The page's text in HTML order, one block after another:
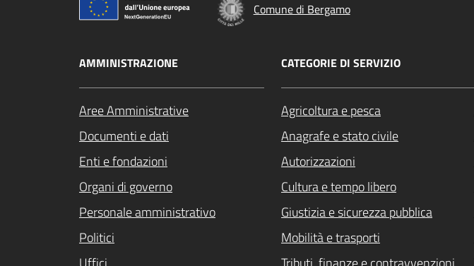
Comune di Bergamo
AMMINISTRAZIONE
Aree Amministrative
Documenti e dati
Enti e fondazioni
Organi di governo
Personale amministrativo
Politici
CATEGORIE DI SERVIZIO
Agricoltura e pesca
Anagrafe e stato civile
Autorizzazioni
Cultura e tempo libero
Giustizia e sicurezza pubblica
Mobilità e trasporti